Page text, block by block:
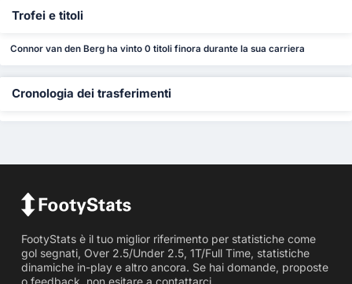
Trofei e titoli
Connor van den Berg ha vinto 0 titoli finora durante la sua carriera
Cronologia dei trasferimenti
FootyStats è il tuo miglior riferimento per statistiche come
gol segnati, Over 2.5/Under 2.5, 1T/Full Time, statistiche
dinamiche in-play e altro ancora. Se hai domande, proposte
o feedback, non esitare a contattarci.